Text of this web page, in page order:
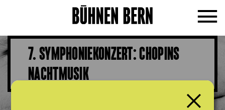
7. SYMPHONIEKONZERT: CHOPINS
NACHTMUSIK